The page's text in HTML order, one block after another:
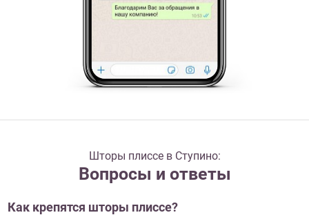
Шторы плиссе в Ступино:
Вопросы и ответы
Как крепятся шторы плиссе?